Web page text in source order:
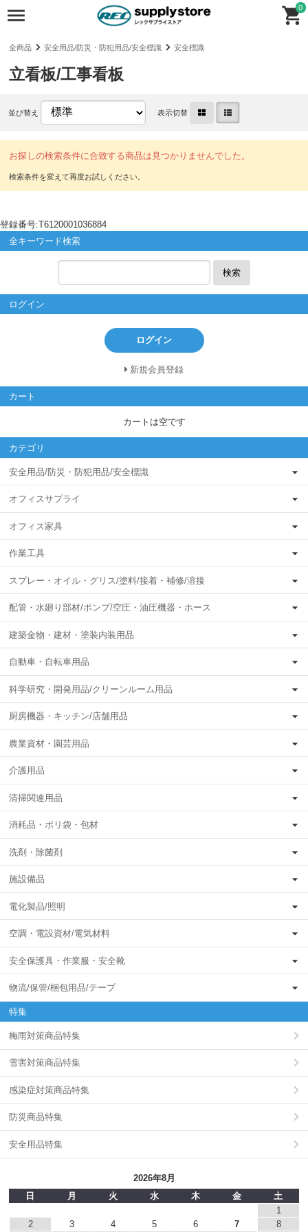
0
全商品 安全用品/防災・防犯用品/安全標識 安全標識
立看板/工事看板
並び替え 表示切替
お探しの検索条件に合致する商品は見つかりませんでした。
登録番号:T6120001036884
全キーワード検索
検索
ログイン
ログイン
新規会員登録
カート
カートは空です
カテゴリ
安全用品/防災・防犯用品/安全標識
オフィスサプライ
オフィス家具
作業工具
スプレー・オイル・グリス/塗料/接着・補修/溶接
配管・水廻り部材/ポンプ/空圧・油圧機器・ホース
建築金物・建材・塗装内装用品
自動車・自転車用品
科学研究・開発用品/クリーンルーム用品
厨房機器・キッチン/店舗用品
農業資材・園芸用品
介護用品
清掃関連用品
消耗品・ポリ袋・包材
洗剤・除菌剤
施設備品
電化製品/照明
空調・電設資材/電気材料
安全保護具・作業服・安全靴
物流/保管/梱包用品/テープ
特集
梅雨対策商品特集
雪害対策商品特集
感染症対策商品特集
防災商品特集
安全用品特集
2026年8月
日
月 火 水 木 金
土
1
2
3 4 5 6 7 8